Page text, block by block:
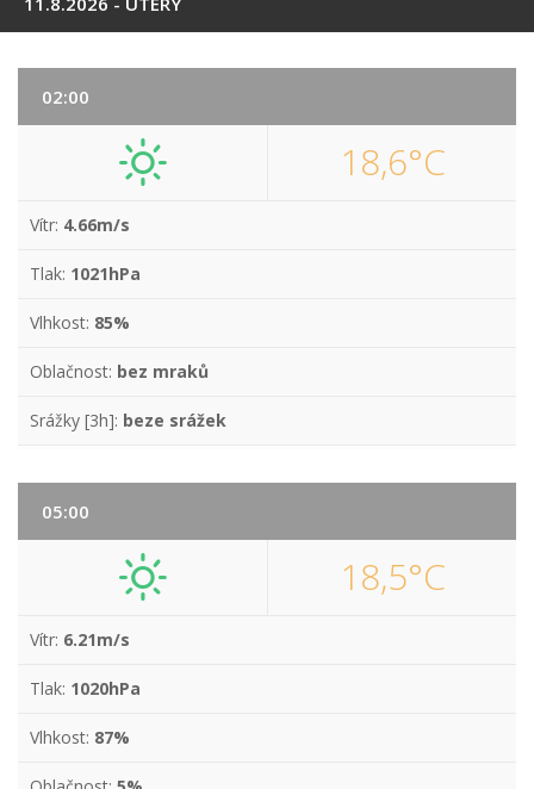
02:00
18,6°C
Vítr: 4.66m/s
Tlak: 1021hPa
Vlhkost: 85%
Oblačnost: bez mraků
Srážky [3h]: beze srážek
05:00
18,5°C
Vítr: 6.21m/s
Tlak: 1020hPa
Vlhkost: 87%